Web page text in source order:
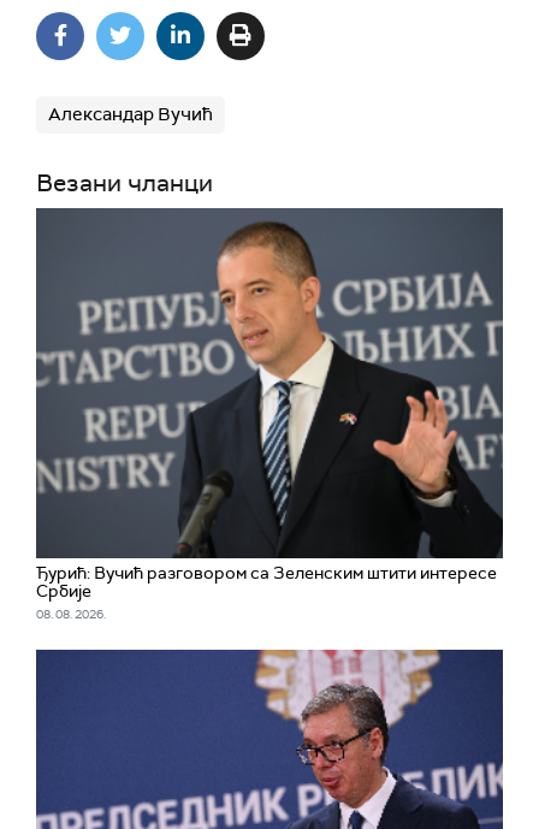
Александар Вучић
Везани чланци
Ђурић: Вучић разговором са Зеленским штити интересе
Србије
08. 08. 2026.